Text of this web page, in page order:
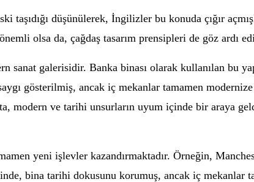
taşıdığı düşünülerek, İngilizler bu konuda çığır
olsa da, çağdaş tasarım prensipleri de göz ardı
galerisidir. Banka binası olarak kullanılan bu
gösterilmiş, ancak iç mekanlar tamamen
modern ve tarihi unsurların uyum içinde bir araya
yeni işlevler kazandırmaktadır. Örneğin,
bina tarihi dokusunu korumuş, ancak iç mekanlar